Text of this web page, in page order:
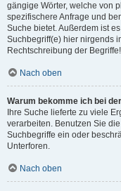
gängige Wörter, welche von
spezifischere Anfrage und
Suche bietet. Außerdem ist
Suchbegriff(e) hier nirgends
Rechtschreibung der Begriffe!
Nach oben
Warum bekomme ich bei
Ihre Suche lieferte zu viele
verarbeiten. Benutzen Sie
Suchbegriffe ein oder
Unterforen.
Nach oben